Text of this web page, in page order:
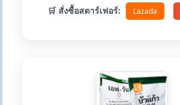
🛒 สั่งซื้อสตาร์เฟอร์: Lazada